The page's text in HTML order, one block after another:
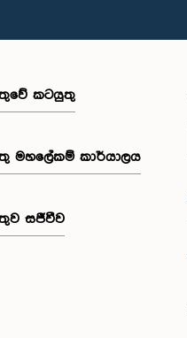
කටයුතු
මහලේකම් කාර්යාලය
සජීවීව